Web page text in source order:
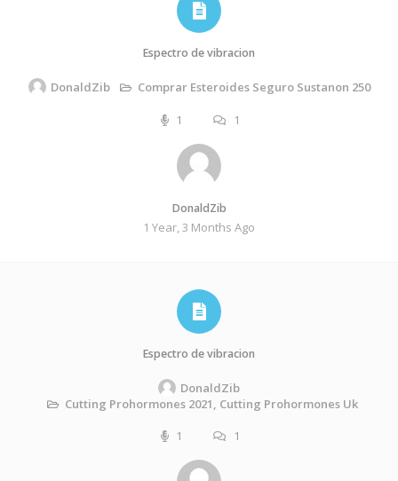
Espectro de vibracion
DonaldZib Comprar Esteroides Seguro Sustanon 250
1 1
DonaldZib
1 Year, 3 Months Ago
Espectro de vibracion
DonaldZib
Cutting Prohormones 2021, Cutting Prohormones Uk
1
1